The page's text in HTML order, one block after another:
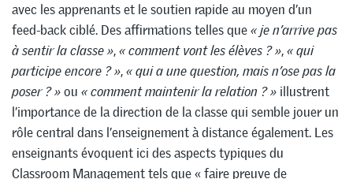
avec les apprenants et le soutien rapide au moyen d’un
feed-back ciblé. Des affirmations telles que« je n’arrive pas
à sentir la classe »,« comment vont les élèves ? »,« qui
participe encore ? »,« qui a une question, mais n’ose pas la
poser ? »ou « comment maintenir la relation ? » illustrent
l’importance de la direction de la classe qui semble jouer un
rôle central dans l’enseignement à distance également. Les
enseignants évoquent ici des aspects typiques du
Classroom Management tels que « faire preuve de